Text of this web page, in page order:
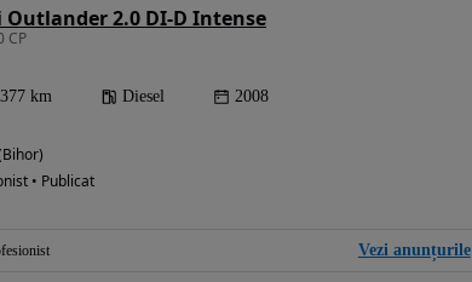
2.0 DI-D Intense
CP
km Diesel 2008
• Publicat
Vezi anunțurile